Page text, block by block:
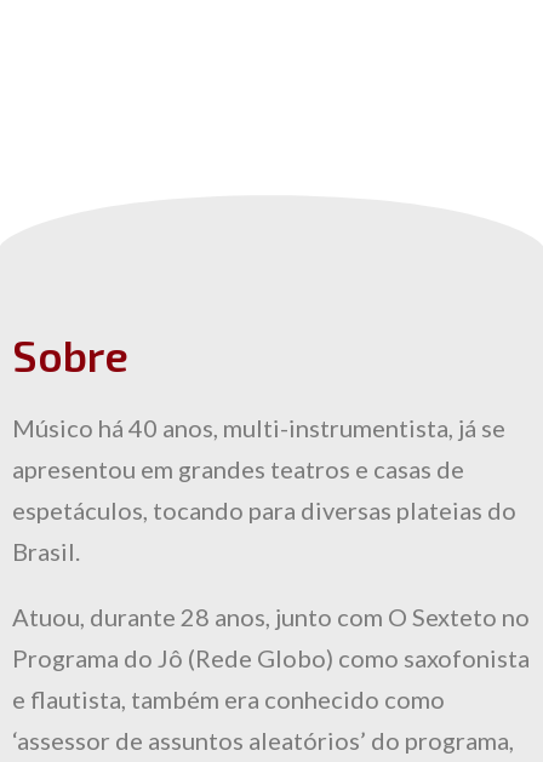
Sobre
Músico há 40 anos, multi-instrumentista, já se
apresentou em grandes teatros e casas de
espetáculos, tocando para diversas plateias do
Brasil.
Atuou, durante 28 anos, junto com O Sexteto no
Programa do Jô (Rede Globo) como saxofonista
e flautista, também era conhecido como
‘assessor de assuntos aleatórios’ do programa,